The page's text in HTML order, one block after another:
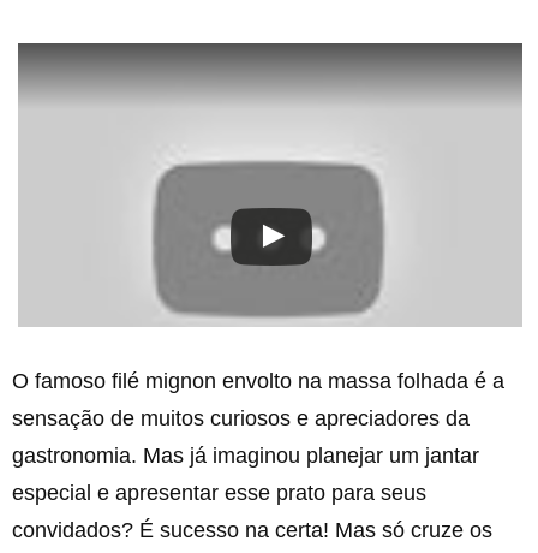
O famoso filé mignon envolto na massa folhada é a
sensação de muitos curiosos e apreciadores da
gastronomia. Mas já imaginou planejar um jantar
especial e apresentar esse prato para seus
convidados? É sucesso na certa! Mas só cruze os